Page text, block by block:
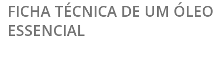
FICHA TÉCNICA DE UM ÓLEO
ESSENCIAL